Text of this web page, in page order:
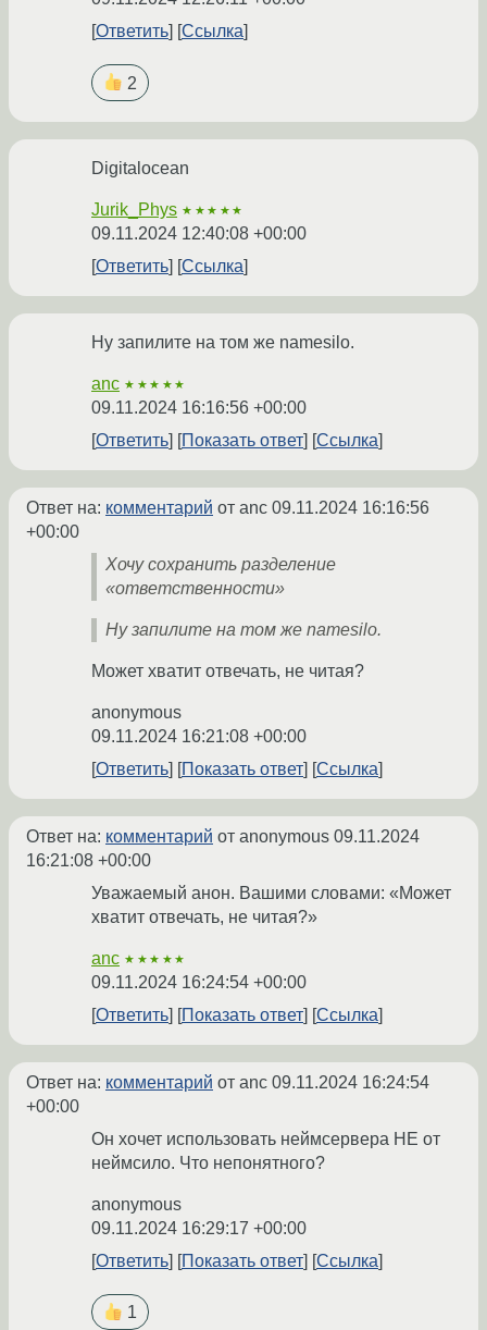
Ответить
Ссылка
2
Digitalocean
Jurik_Phys ★★★★★
09.11.2024 12:40:08 +00:00
Ответить
Ссылка
Ну запилите на том же namesilo.
anc ★★★★★
09.11.2024 16:16:56 +00:00
Ответить
Показать ответ Ссылка
Ответ на: комментарий от anc 09.11.2024 16:16:56
+00:00
Хочу сохранить разделение
«ответственности»
Ну запилите на том же namesilo.
Может хватит отвечать, не читая?
anonymous
09.11.2024 16:21:08 +00:00
Ответить
Показать ответ Ссылка
Ответ на: комментарий от anonymous 09.11.2024
16:21:08 +00:00
Уважаемый анон. Вашими словами: «Может
хватит отвечать, не читая?»
anc ★★★★★
09.11.2024 16:24:54 +00:00
Ответить
Показать ответ Ссылка
Ответ на: комментарий от anc 09.11.2024 16:24:54
+00:00
Он хочет использовать неймсервера НЕ от
неймсило. Что непонятного?
anonymous
09.11.2024 16:29:17 +00:00
Ответить
Показать ответ Ссылка
1